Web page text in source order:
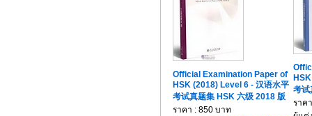
Official Examination Paper of
HSK (2018) Level 6 - 汉语水平
考试真题集 HSK 六级 2018 版
ราคา : 850 บาท
考试
ราค